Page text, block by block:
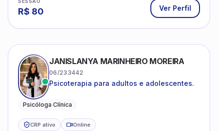
SESSÃO
R$ 80 Ver Perfil
JANISLANYA MARINHEIRO MOREIRA
06/233442
Psicoterapia para adultos e adolescentes.
Psicóloga Clínica
CRP ativo Online